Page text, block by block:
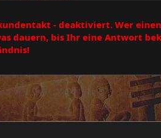
- deaktiviert. Wer
dauern, bis Ihr eine Antwort